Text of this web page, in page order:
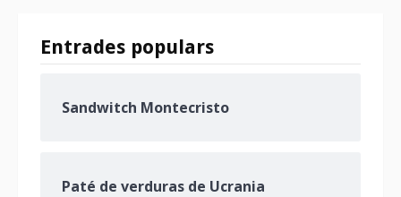
Entrades populars
Sandwitch Montecristo
Paté de verduras de Ucrania